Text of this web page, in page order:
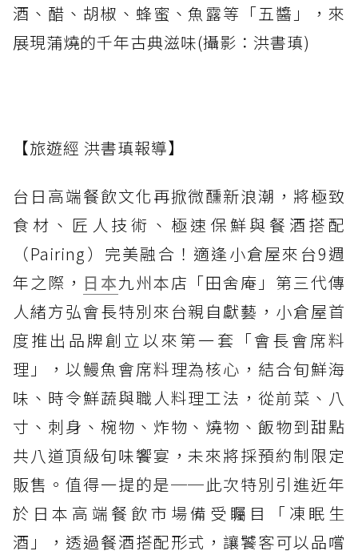
酒、醋、胡椒、蜂蜜、魚露等「五醬」，來
展現蒲燒的千年古典滋味(攝影：洪書瑱)
【旅遊經 洪書瑱報導】
台日高端餐飲文化再掀微醺新浪潮，將極致
食材、匠人技術、極速保鮮與餐酒搭配
（Pairing）完美融合！適逢小倉屋來台9週
年之際， 日本九州本店「田舍庵」第三代傳
人緒方弘會長特別來台親自獻藝，小倉屋首
度推出品牌創立以來第一套「會長會席料
理」，以鰻魚會席料理為核心，結合旬鮮海
味、時令鮮蔬與職人料理工法，從前菜、八
寸、刺身、椀物、炸物、燒物、飯物到甜點
共八道頂級旬味饗宴，未來將採預約制限定
販售。值得一提的是──此次特別引進近年
於日本高端餐飲市場備受矚目「凍眠生
酒」，透過餐酒搭配形式，讓饕客可以品嚐